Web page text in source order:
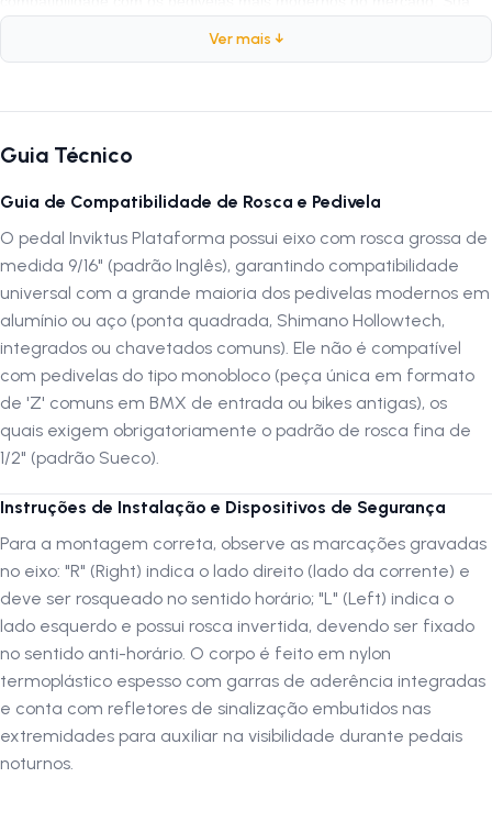
base texturizada com travas moldadas garante firmeza em qualquer
terreno, tornando-se a escolha idealpara quem busca um
Plataforma
Medida da Rosca:9/16" (Padrão Rosca Grossa / Inglês)
Tipo de Rolagem:Sistema de Esferas Calibradas
Composição: Corpo em Nylon de Alta Densidade e Eixo em Aço
Carbono
Segurança:Refletores integrados nas laterais para visibilidade
noturna
Peso do Par:315 gramas (Leve e resistente)
Conteúdo da Embalagem:1 Par de Pedais (Lado Direito + Lado
Esquerdo)
Por que comprar este produto?
O grande diferencial do pedal Inviktus Plataforma é o equilíbrio
perfeito entre leveza e robustez estrutural. Por ser moldado em nylon
termoplástico espesso, ele resiste muito bem a choques contra
obstáculos e quedas nas pistas sem quebrar. A superfície conta com
garras de aderência integradas de forma
na própria carcaça,
o que evita que o calçado escorregue e garante um pedalarsuave
contínuo e muito mais seguromesmo sob chuva. Por contar com eixo
de padrão rosca grossa (9/16"), é a solução
Ver mais ↓
Guia Técnico
Guia de Compatibilidade de Rosca e Pedivela
O pedal Inviktus Plataforma possui eixo com rosca grossa de
medida 9/16" (padrão Inglês), garantindo compatibilidade
universal com a grande maioria dos pedivelas modernos em
alumínio ou aço (ponta quadrada, Shimano Hollowtech,
integrados ou chavetados comuns). Ele não é compatível
com pedivelas do tipo monobloco (peça única em formato
de 'Z' comuns em BMX de entrada ou bikes antigas), os
quais exigem obrigatoriamente o padrão de rosca fina de
1/2" (padrão Sueco).
Instruções de Instalação e Dispositivos de Segurança
Para a montagem correta, observe as marcações gravadas
no eixo: "R" (Right) indica o lado direito (lado da corrente) e
deve ser rosqueado no sentido horário; "L" (Left) indica o
lado esquerdo e possui rosca invertida, devendo ser fixado
no sentido anti-horário. O corpo é feito em nylon
termoplástico espesso com garras de aderência integradas
e conta com refletores de sinalização embutidos nas
extremidades para auxiliar na visibilidade durante pedais
noturnos.